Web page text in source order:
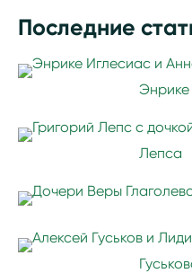
Последние
Энрике
Лепса